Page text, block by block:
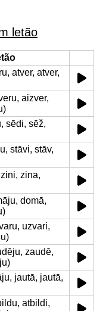
letão
atver, atver,
aizver,
sēdi, sēž,
stāvi, stāv,
zina,
domā,
uzvari,
zaudē,
jautā, jautā,
atbildi,